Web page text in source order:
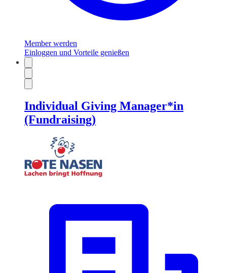
Member werden
Einloggen und Vorteile genießen
Individual Giving Manager*in
(Fundraising)